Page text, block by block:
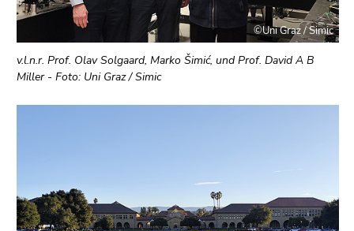
©Uni Graz / Simic
v.l.n.r. Prof. Olav Solgaard, Marko Šimić, und Prof. David A B
Miller - Foto: Uni Graz / Simic